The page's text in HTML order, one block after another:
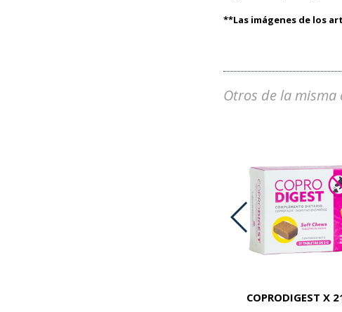
**Las imágenes de los
Otros de la misma
COPRODIGEST X